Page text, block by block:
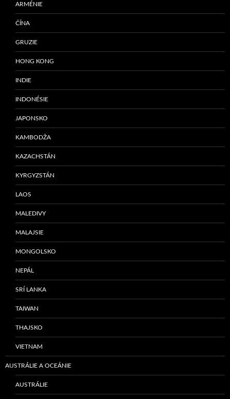
ARMÉNIE
ČÍNA
GRUZIE
HONG KONG
INDIE
INDONÉSIE
JAPONSKO
KAMBODŽA
KAZACHSTÁN
KYRGYZSTÁN
LAOS
MALEDIVY
MALAJSIE
MONGOLSKO
NEPÁL
SRÍ LANKA
TAIWAN
THAJSKO
VIETNAM
AUSTRÁLIE A OCEÁNIE
AUSTRÁLIE